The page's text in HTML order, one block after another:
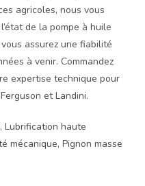
agricoles, nous vous
de la pompe à huile
assurez une fiabilité
à venir. Commandez
expertise technique pour
et Landini.
Lubrification haute
mécanique, Pignon masse